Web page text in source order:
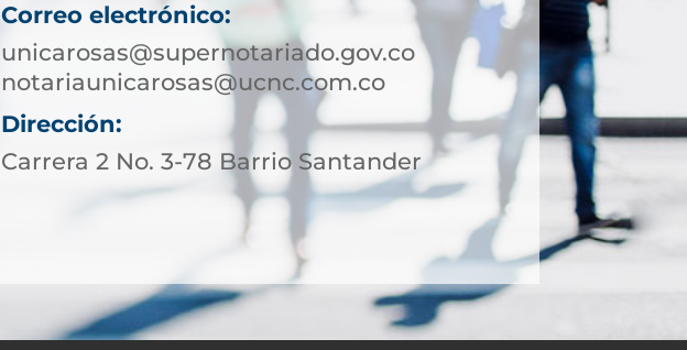
Correo electrónico:
unicarosas@supernotariado.gov.co
notariaunicarosas@ucnc.com.co
Dirección:
Carrera 2 No. 3-78 Barrio Santander